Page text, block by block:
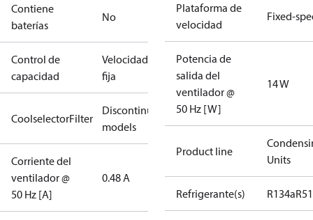
Contiene
baterías
No
Control de
capacidad
Velocidad
fija
CoolselectorFilter
Discontinued
models
Corriente del
ventilador @
50 Hz [A]
0.48 A
Plataforma de
velocidad
Fixed-
Potencia de
salida del
ventilador @
50 Hz [W]
14 W
Product line
Units
Refrigerante(s) R134a